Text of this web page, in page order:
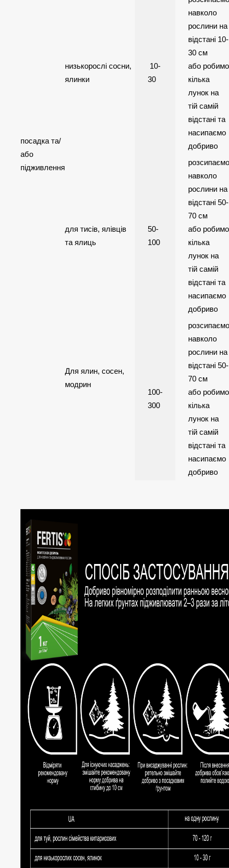
посадка та/
або
підживлення
низькорослі сосни,
ялинки
10-
30
навколо
рослини на
відстані 10-
30 см
або робимо
кілька
лунок на
тій самій
відстані та
насипаємо
добриво
для тисів, ялівців
та ялиць
50-
100
розсипаємо
навколо
рослини на
відстані 50-
70 см
або робимо
кілька
лунок на
тій самій
відстані та
насипаємо
добриво
Для ялин, сосен,
модрин
100-
300
розсипаємо
навколо
рослини на
відстані 50-
70 см
або робимо
кілька
лунок на
тій самій
відстані та
насипаємо
добриво